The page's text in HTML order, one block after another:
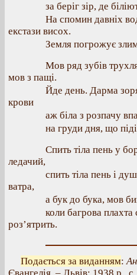
за беріг зір, де
На спомин давніх
екстази висох.
Земля погрожує
Мов ряд зубів
мов з пащі.
Йде день. Дарма
крови
аж біла з розпачу
на груди дня, що
Спить тіла пень у
ледачий,
спить тіла пень і
ватра,
а бук до бука, мов
коли багрова
роз’ятрить.
Подається за виданням: